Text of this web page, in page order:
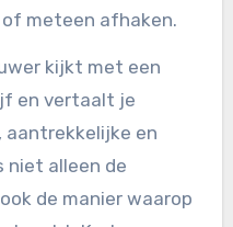
meteen afhaken.
kijkt met een
en vertaalt je
aantrekkelijke en
niet alleen de
de manier waarop